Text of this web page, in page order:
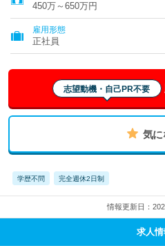
450万～650万円
雇用形態
正社員
志望動機・自己PR不要
気に
学歴不問 完全週休2日制
情報更新日：
求人情